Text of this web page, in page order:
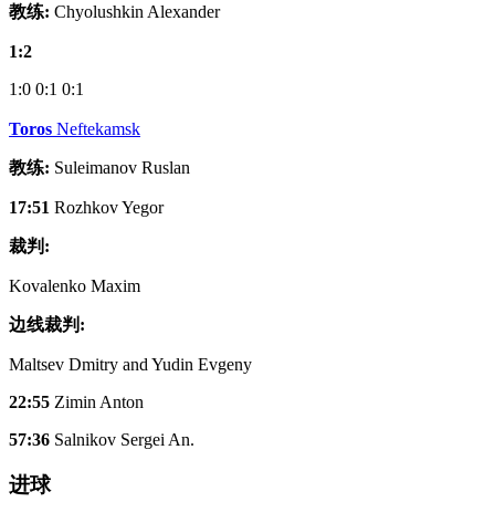
教练: Chyolushkin Alexander
1:2
1:0 0:1 0:1
Toros Neftekamsk
教练: Suleimanov Ruslan
17:51 Rozhkov Yegor
裁判:
Kovalenko Maxim
边线裁判:
Maltsev Dmitry and Yudin Evgeny
22:55 Zimin Anton
57:36 Salnikov Sergei An.
进球